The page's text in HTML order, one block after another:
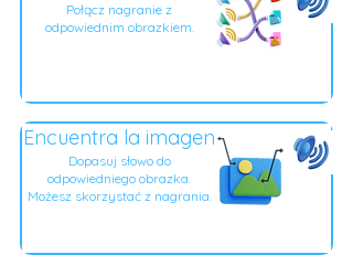
Połącz nagranie z
odpowiednim obrazkiem.
Encuentra la imagen
Dopasuj słowo do
odpowiedniego obrazka.
Możesz skorzystać z nagrania.